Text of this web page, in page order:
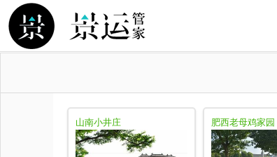
山南小井庄 肥西老母鸡家园